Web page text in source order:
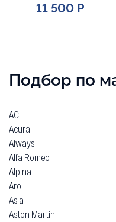
11 500 Р
Подбор по
AC
Acura
Aiways
Alfa Romeo
Alpina
Aro
Asia
Aston Martin